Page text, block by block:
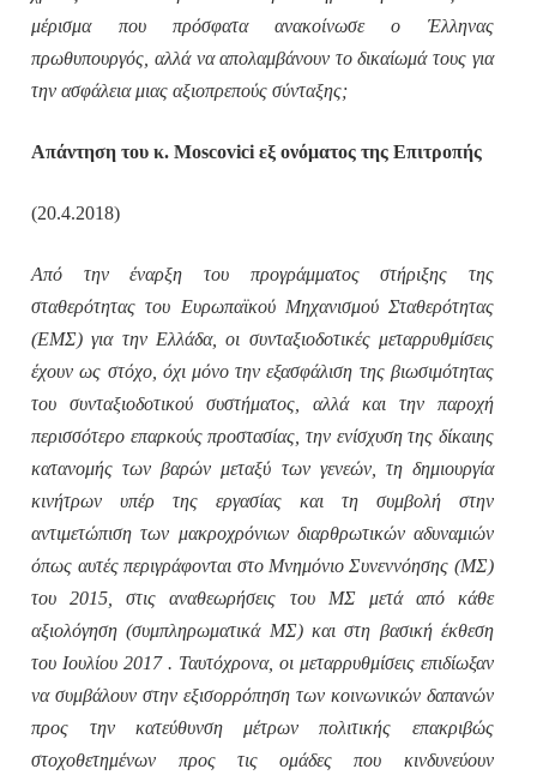
μέρισμα που πρόσφατα ανακοίνωσε ο Έλληνας
πρωθυπουργός, αλλά να απολαμβάνουν το δικαίωμά τους για
την ασφάλεια μιας αξιοπρεπούς σύνταξης;
Απάντηση του κ. Moscovici εξ ονόματος της Επιτροπής
(20.4.2018)
Από την έναρξη του προγράμματος στήριξης της
σταθερότητας του Ευρωπαϊκού Μηχανισμού Σταθερότητας
(ΕΜΣ) για την Ελλάδα, οι συνταξιοδοτικές μεταρρυθμίσεις
έχουν ως στόχο, όχι μόνο την εξασφάλιση της βιωσιμότητας
του συνταξιοδοτικού συστήματος, αλλά και την παροχή
περισσότερο επαρκούς προστασίας, την ενίσχυση της δίκαιης
κατανομής των βαρών μεταξύ των γενεών, τη δημιουργία
κινήτρων υπέρ της εργασίας και τη συμβολή στην
αντιμετώπιση των μακροχρόνιων διαρθρωτικών αδυναμιών
όπως αυτές περιγράφονται στο Μνημόνιο Συνεννόησης (ΜΣ)
του 2015, στις αναθεωρήσεις του ΜΣ μετά από κάθε
αξιολόγηση (συμπληρωματικά ΜΣ) και στη βασική έκθεση
του Ιουλίου 2017 . Ταυτόχρονα, οι μεταρρυθμίσεις επιδίωξαν
να συμβάλουν στην εξισορρόπηση των κοινωνικών δαπανών
προς την κατεύθυνση μέτρων πολιτικής επακριβώς
στοχοθετημένων προς τις ομάδες που κινδυνεύουν